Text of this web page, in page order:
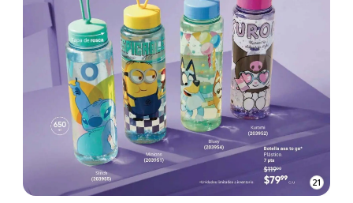
21